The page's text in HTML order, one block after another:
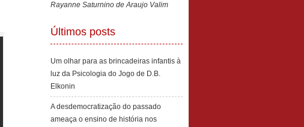
Rayanne Saturnino de Araujo Valim
Últimos posts
Um olhar para as brincadeiras infantis à
luz da Psicologia do Jogo de D.B.
Elkonin
A desdemocratização do passado
ameaça o ensino de história nos